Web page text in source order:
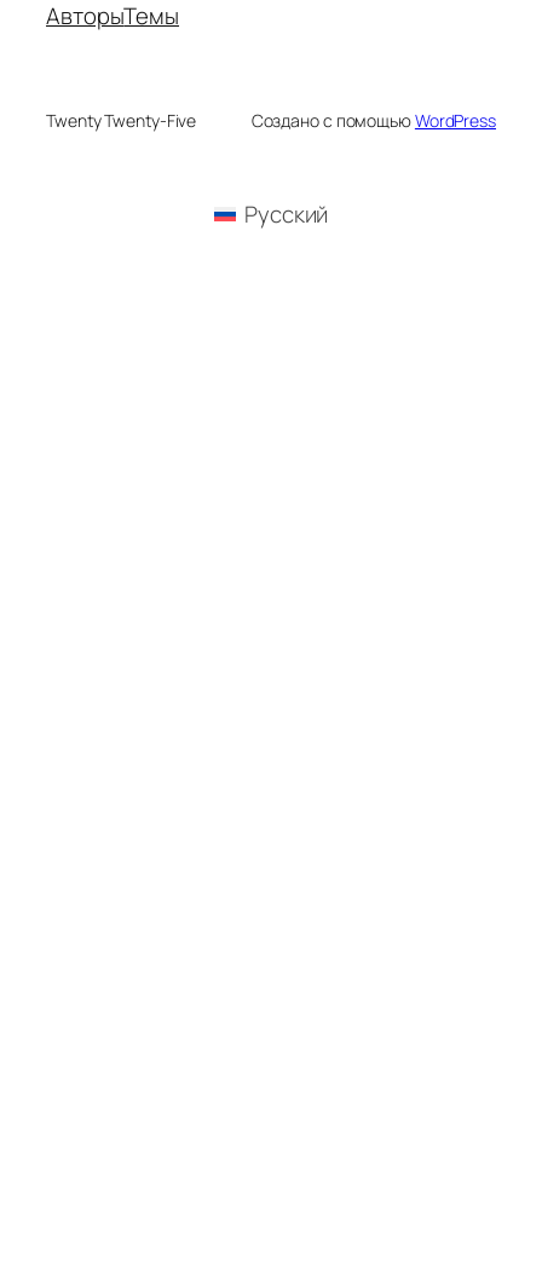
АвторыТемы
Twenty Twenty-Five Создано с помощьюWordPress
Русский